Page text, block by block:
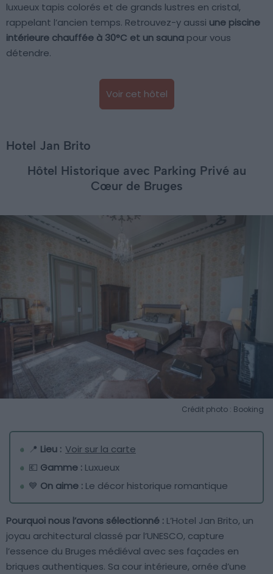
luxueux tapis colorés et de grands lustres en cristal,
rappelant l’ancien temps. Retrouvez-y aussi une piscine
intérieure chauffée à 30°C et un sauna pour vous
détendre.
Voir cet hôtel
Hotel Jan Brito
Hôtel Historique avec Parking Privé au
Cœur de Bruges
Crédit photo : Booking
📍 Lieu : Voir sur la carte
💶 Gamme : Luxueux
💙 On aime : Le décor historique romantique
Pourquoi nous l’avons sélectionné : L’Hotel Jan Brito, un
joyau architectural classé par l’UNESCO, capture
l’essence du Bruges médiéval avec ses façades en
briques authentiques. Sa cour intérieure, ornée d’une